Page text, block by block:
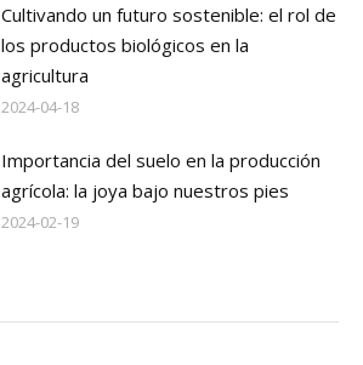
Cultivando un futuro sostenible: el rol de
los productos biológicos en la
agricultura
2024-04-18
Importancia del suelo en la producción
agrícola: la joya bajo nuestros pies
2024-02-19